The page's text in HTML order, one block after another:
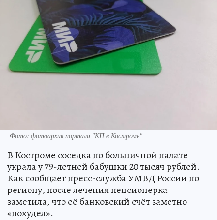
Фото: фотоархив портала "КП в Костроме"
В Костроме соседка по больничной палате
украла у 79-летней бабушки 20 тысяч рублей.
Как сообщает пресс-служба УМВД России по
региону, после лечения пенсионерка
заметила, что её банковский счёт заметно
«похудел».